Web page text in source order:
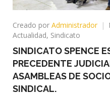
Creado por Administrador
Actualidad, Sindicato
SINDICATO SPENCE
PRECEDENTE
ASAMBLEAS DE
SINDICAL.